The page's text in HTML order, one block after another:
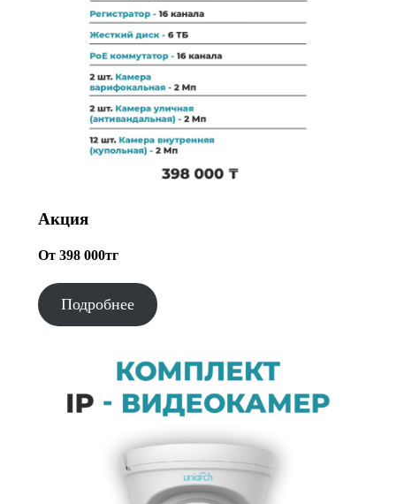
Акция
От 398 000тг
Подробнее